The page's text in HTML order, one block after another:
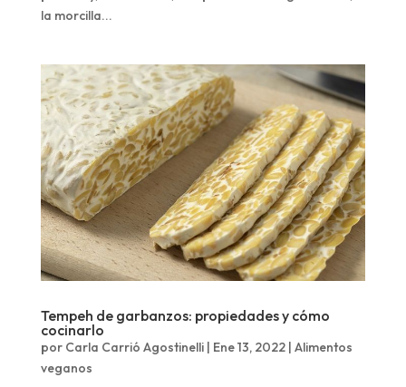
la morcilla...
Tempeh de garbanzos: propiedades y cómo
cocinarlo
por Carla Carrió Agostinelli| Ene 13, 2022| Alimentos
veganos